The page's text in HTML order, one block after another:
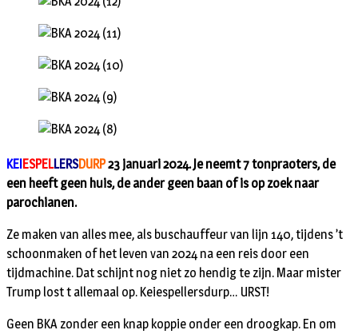
KEIESPELLERSDURP23 januari 2024. Je neemt 7 tonpraoters, de
een heeft geen huis, de ander geen baan of is op zoek naar
parochianen.
Ze maken van alles mee, als buschauffeur van lijn 140, tijdens ’t
schoonmaken of het leven van 2024 na een reis door een
tijdmachine. Dat schijnt nog niet zo hendig te zijn. Maar mister
Trump lost t allemaal op. Keiespellersdurp… URST!
Geen BKA zonder een knap koppie onder een droogkap. En om